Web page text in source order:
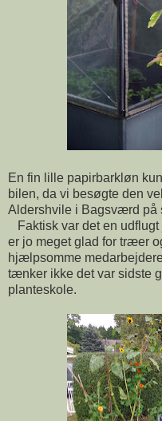
En fin lille papirbarkløn
bilen, da vi besøgte den
Aldershvile i Bagsværd på
Faktisk var det en
er jo meget glad for træer
hjælpsomme
tænker ikke det var sidste
planteskole.